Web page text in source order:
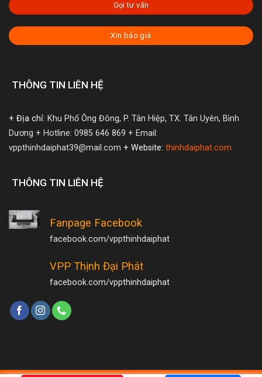
Gọi tư vấn
Xin báo giá
THÔNG TIN LIÊN HỆ
+ Địa chỉ: Khu Phố Ông Đông, P. Tân Hiệp, TX. Tân Uyên, Bình
Dương + Hotline: 0985 646 869 + Email:
vppthinhdaiphat39@mail.com + Website: thinhdaiphat.com
THÔNG TIN LIÊN HỆ
Fanpage Facebook
facebook.com/vppthinhdaiphat
VPP Thịnh Đại Phát
facebook.com/vppthinhdaiphat